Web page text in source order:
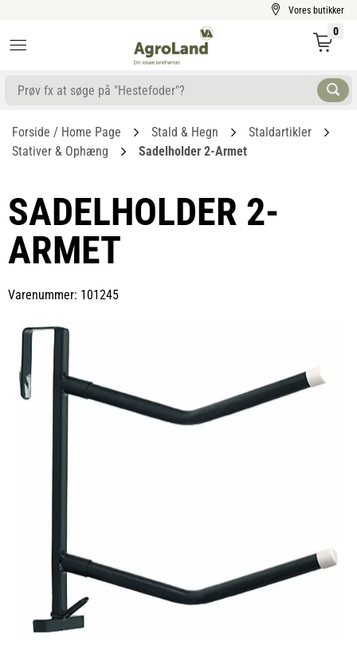
Vores butikker
0
Forside / Home Page Stald & Hegn
Staldartikler
Stativer & Ophæng
Sadelholder 2-Armet
SADELHOLDER 2-
ARMET
Varenummer: 101245